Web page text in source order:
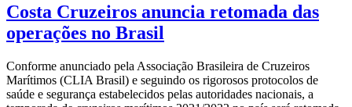
Costa Cruzeiros anuncia retomada das
operações no Brasil
Conforme anunciado pela Associação Brasileira de Cruzeiros
Marítimos (CLIA Brasil) e seguindo os rigorosos protocolos de
saúde e segurança estabelecidos pelas autoridades nacionais, a